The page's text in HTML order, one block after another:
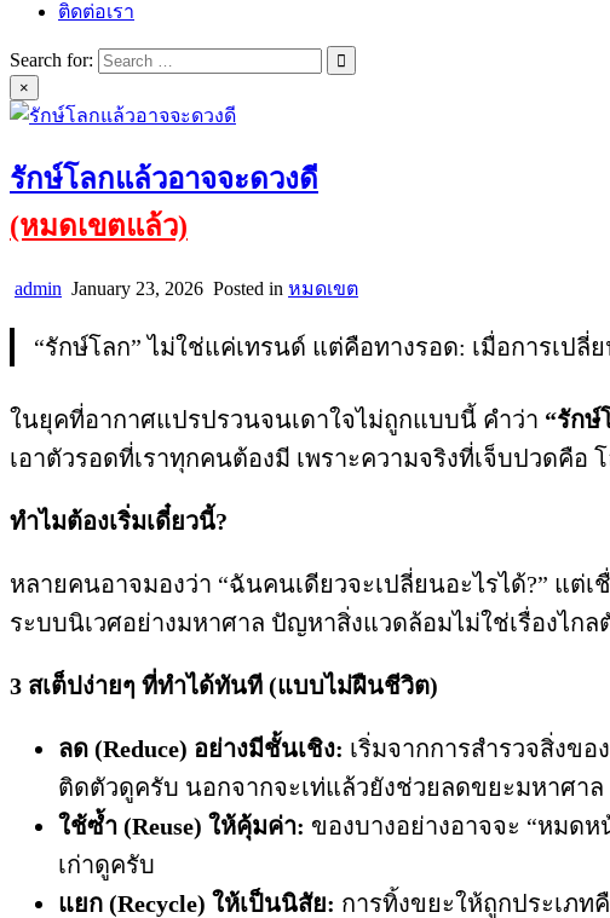
ติดต่อเรา
Search for:
×
รักษ์โลกแล้วอาจจะดวงดี
(หมดเขตแล้ว)
admin January 23, 2026 Posted in หมดเขต
“รักษ์โลก” ไม่ใช่แค่เทรนด์ แต่คือทางรอด: เมื่อการเปลี่
ในยุคที่อากาศแปรปรวนจนเดาใจไม่ถูกแบบนี้ คำว่า “รักษ์
เอาตัวรอดที่เราทุกคนต้องมี เพราะความจริงที่เจ็บปวดคื
ทำไมต้องเริ่มเดี๋ยวนี้?
หลายคนอาจมองว่า “ฉันคนเดียวจะเปลี่ยนอะไรได้?” แต่
ระบบนิเวศอย่างมหาศาล ปัญหาสิ่งแวดล้อมไม่ใช่เรื่องไก
3 สเต็ปง่ายๆ ที่ทำได้ทันที (แบบไม่ฝืนชีวิต)
ลด (Reduce) อย่างมีชั้นเชิง: เริ่มจากการสำรวจสิ่งขอ
ติดตัวดูครับ นอกจากจะเท่แล้วยังช่วยลดขยะมหาศาล
ใช้ซ้ำ (Reuse) ให้คุ้มค่า: ของบางอย่างอาจจะ “หมด
เก่าดูครับ
แยก (Recycle) ให้เป็นนิสัย: การทิ้งขยะให้ถูกประเภท